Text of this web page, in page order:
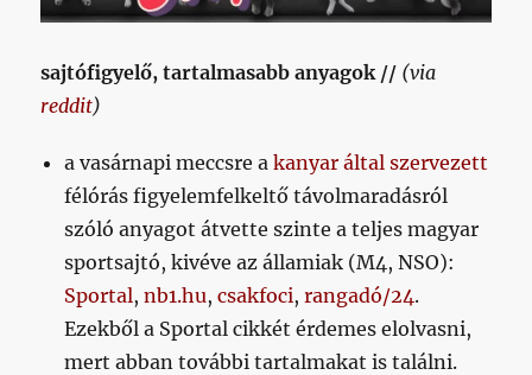
sajtófigyelő, tartalmasabb anyagok // (via
reddit)
a vasárnapi meccsre akanyar által szervezett
félórás figyelemfelkeltő távolmaradásról
szóló anyagot átvette szinte a teljes magyar
sportsajtó, kivéve az államiak (M4, NSO):
Sportal,nb1.hu,csakfoci,rangadó/24.
Ezekből a Sportal cikkét érdemes elolvasni,
mert abban további tartalmakat is találni.